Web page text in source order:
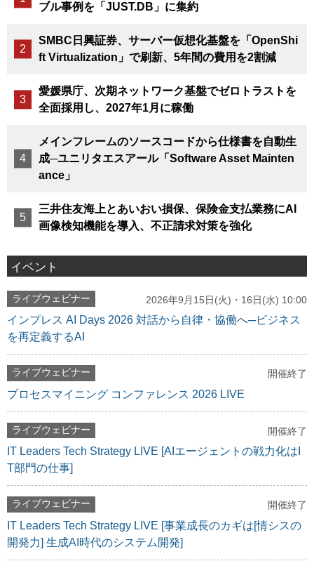
ブル事例を「JUST.DB」に集約
SMBC日興証券、サーバー仮想化基盤を「OpenShi
ft Virtualization」で刷新、5年間の費用を2割減
愛媛県庁、次期ネットワーク基盤でゼロトラストを
全面採用し、2027年1月に稼働
メインフレームのソースコードから仕様書を自動生
成─ユニリタエスアール「Software Asset Mainten
ance」
三井住友海上とあいおい損保、保険金支払業務にAI
画像検知機能を導入、不正請求対策を強化
イベント
ライブウェビナー 2026年9月15日(火)・16日(水) 10:00
インプレス AI Days 2026 対話から自律・協働へ─ビジネス
を再定義するAI
ライブウェビナー 開催終了
プロセスマイニング コンファレンス 2026 LIVE
ライブウェビナー 開催終了
IT Leaders Tech Strategy LIVE [AIエージェントの戦力化はI
T部門の仕事]
ライブウェビナー 開催終了
IT Leaders Tech Strategy LIVE [事業成長のカギは[情シスの
開発力] 生成AI時代のシステム開発]